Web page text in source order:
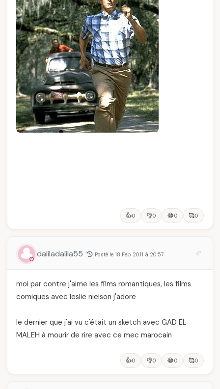
👍0 👎0 😂0 🥰0
daliladalila55 Posté le 18 Feb 2011 à 20:57
moi par contre j'aime les films romantiques, les films
comiques avec leslie nielson j'adore
le dernier que j'ai vu c'était un sketch avec GAD EL
MALEH à mourir de rire avec ce mec marocain
👍0 👎0 😂0 🥰0